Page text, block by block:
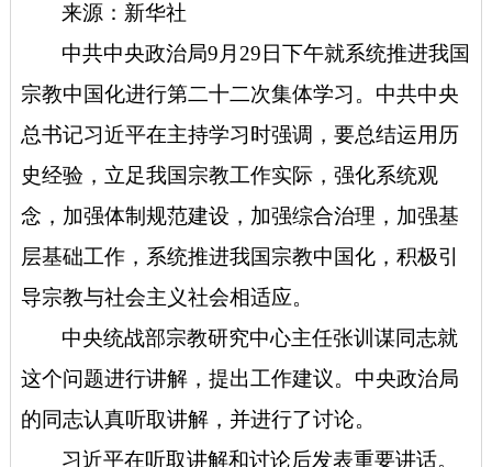
来源：新华社
中共中央政治局9月29日下午就系统推进我国
宗教中国化进行第二十二次集体学习。中共中央
总书记习近平在主持学习时强调，要总结运用历
史经验，立足我国宗教工作实际，强化系统观
念，加强体制规范建设，加强综合治理，加强基
层基础工作，系统推进我国宗教中国化，积极引
导宗教与社会主义社会相适应。
中央统战部宗教研究中心主任张训谋同志就
这个问题进行讲解，提出工作建议。中央政治局
的同志认真听取讲解，并进行了讨论。
习近平在听取讲解和讨论后发表重要讲话。